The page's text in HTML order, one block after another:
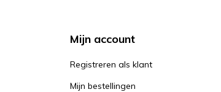
Mijn account
Registreren als klant
Mijn bestellingen